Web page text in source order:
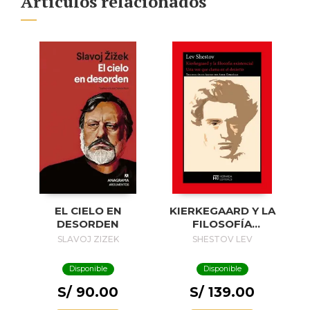
EL CIELO EN
DESORDEN
SLAVOJ ZIZEK
Disponible
S/ 90.00
KIERKEGAARD Y LA
FILOSOFÍA
EXISTENCIAL
SHESTOV LEV
Disponible
S/ 139.00